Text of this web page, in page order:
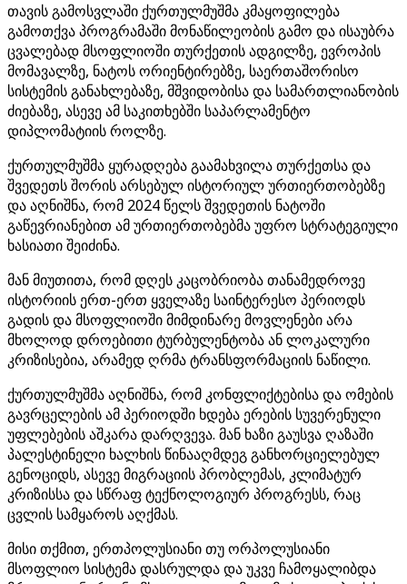
თავის გამოსვლაში ქურთულმუშმა კმაყოფილება
გამოთქვა პროგრამაში მონაწილეობის გამო და ისაუბრა
ცვალებად მსოფლიოში თურქეთის ადგილზე, ევროპის
მომავალზე, ნატოს ორიენტირებზე, საერთაშორისო
სისტემის განახლებაზე, მშვიდობისა და სამართლიანობის
ძიებაზე, ასევე ამ საკითხებში საპარლამენტო
დიპლომატიის როლზე.
ქურთულმუშმა ყურადღება გაამახვილა თურქეთსა და
შვედეთს შორის არსებულ ისტორიულ ურთიერთობებზე
და აღნიშნა, რომ 2024 წელს შვედეთის ნატოში
გაწევრიანებით ამ ურთიერთობებმა უფრო სტრატეგიული
ხასიათი შეიძინა.
მან მიუთითა, რომ დღეს კაცობრიობა თანამედროვე
ისტორიის ერთ-ერთ ყველაზე საინტერესო პერიოდს
გადის და მსოფლიოში მიმდინარე მოვლენები არა
მხოლოდ დროებითი ტურბულენტობა ან ლოკალური
კრიზისებია, არამედ ღრმა ტრანსფორმაციის ნაწილი.
ქურთულმუშმა აღნიშნა, რომ კონფლიქტებისა და ომების
გავრცელების ამ პერიოდში ხდება ერების სუვერენული
უფლებების აშკარა დარღვევა. მან ხაზი გაუსვა ღაზაში
პალესტინელი ხალხის წინააღმდეგ განხორციელებულ
გენოციდს, ასევე მიგრაციის პრობლემას, კლიმატურ
კრიზისსა და სწრაფ ტექნოლოგიურ პროგრესს, რაც
ცვლის სამყაროს აღქმას.
მისი თქმით, ერთპოლუსიანი თუ ორპოლუსიანი
მსოფლიო სისტემა დასრულდა და უკვე ჩამოყალიბდა